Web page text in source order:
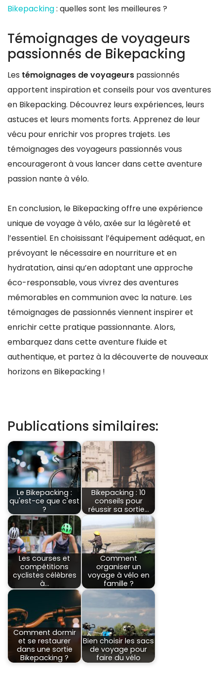
Bikepacking: quelles sont les meilleures ?
Témoignages de voyageurs
passionnés de Bikepacking
Les témoignages de voyageurs passionnés
apportent inspiration et conseils pour vos aventures
en Bikepacking. Découvrez leurs expériences, leurs
astuces et leurs moments forts. Apprenez de leur
vécu pour enrichir vos propres trajets. Les
témoignages des voyageurs passionnés vous
encourageront à vous lancer dans cette aventure
passion nante à vélo.
En conclusion, le Bikepacking offre une expérience
unique de voyage à vélo, axée sur la légèreté et
l’essentiel. En choisissant l’équipement adéquat, en
prévoyant le nécessaire en nourriture et en
hydratation, ainsi qu’en adoptant une approche
éco-responsable, vous vivrez des aventures
mémorables en communion avec la nature. Les
témoignages de passionnés viennent inspirer et
enrichir cette pratique passionnante. Alors,
embarquez dans cette aventure fluide et
authentique, et partez à la découverte de nouveaux
horizons en Bikepacking !
Publications similaires:
Le Bikepacking :
qu'est-ce que c'est
?
Bikepacking : 10
conseils pour
réussir sa sortie…
Les courses et
compétitions
cyclistes célèbres
à…
Comment
organiser un
voyage à vélo en
famille ?
Comment dormir
et se restaurer
dans une sortie
Bikepacking ?
Bien choisir les sacs
de voyage pour
faire du vélo